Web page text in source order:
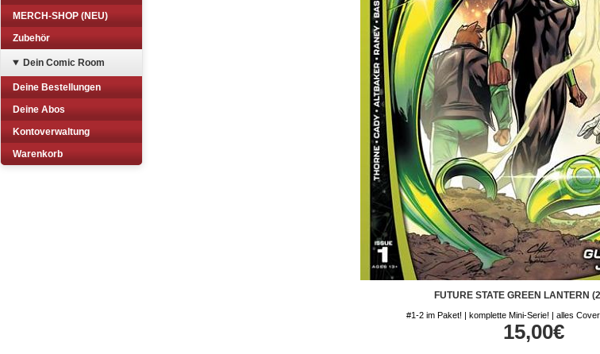
MERCH-SHOP (NEU)
Zubehör
Dein Comic Room
Deine Bestellungen
Deine Abos
Kontoverwaltung
Warenkorb
FUTURE STATE GREEN LANTERN
#1-2 im Paket! | komplette Mini-Serie! | alles
15,00€